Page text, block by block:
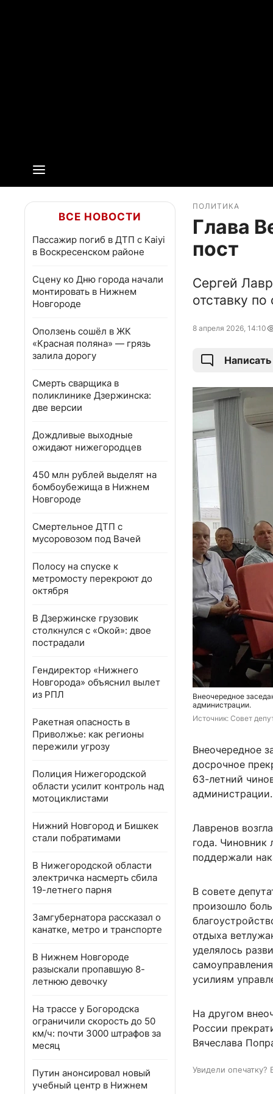
ВСЕ НОВОСТИ
Пассажир погиб в ДТП с Kaiyi
в Воскресенском районе
Сцену ко Дню города начали
монтировать в Нижнем
Новгороде
Оползень сошёл в ЖК
«Красная поляна» — грязь
залила дорогу
Смерть сварщика в
поликлинике Дзержинска:
две версии
Дождливые выходные
ожидают нижегородцев
450 млн рублей выделят на
бомбоубежища в Нижнем
Новгороде
Смертельное ДТП с
мусоровозом под Вачей
Полосу на спуске к
метромосту перекроют до
октября
В Дзержинске грузовик
столкнулся с «Окой»: двое
пострадали
Гендиректор «Нижнего
Новгорода» объяснил вылет
из РПЛ
Ракетная опасность в
Приволжье: как регионы
пережили угрозу
Полиция Нижегородской
области усилит контроль над
мотоциклистами
Нижний Новгород и Бишкек
стали побратимами
В Нижегородской области
электричка насмерть сбила
19-летнего парня
Замгубернатора рассказал о
канатке, метро и транспорте
В Нижнем Новгороде
разыскали пропавшую 8-
летнюю девочку
На трассе у Богородска
ограничили скорость до 50
км/ч: почти 3000 штрафов за
месяц
Путин анонсировал новый
учебный центр в Нижнем
ПОЛИТИКА
Глава
пост
Сергей
отставку
8 апреля 2026, 14:10
Внеочередное
администрации.
Источник: Совет
Внеочередное
досрочное
63-летний
администрации.
Лавренов
года. Чиновник
поддержали
В совете
произошло
отдыха
уделялось
усилиям
На другом
России
Вячеслава
Увидели